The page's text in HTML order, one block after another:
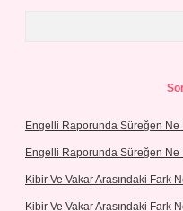
Engelli Raporunda Süreğen Ne
Engelli Raporunda Süreğen Ne
Kibir Ve Vakar Arasındaki Fark
Kibir Ve Vakar Arasındaki Fark